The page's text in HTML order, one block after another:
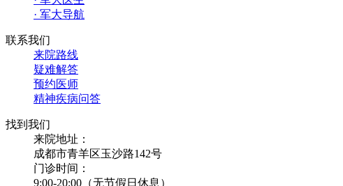
· 军大导航
联系我们
来院路线
疑难解答
预约医师
精神疾病问答
找到我们
来院地址：
成都市青羊区玉沙路142号
门诊时间：
9:00-20:00（无节假日休息）